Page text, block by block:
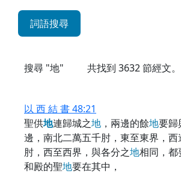
詞語搜尋
搜尋 "地" 共找到 3632節經文
以 西 結 書 48:21
聖供地連歸城之地 ，兩邊的餘地要歸
邊，南北二萬五千肘，東至東界，
肘，西至西界，與各分之地相同，都
和殿的聖地要在其中，